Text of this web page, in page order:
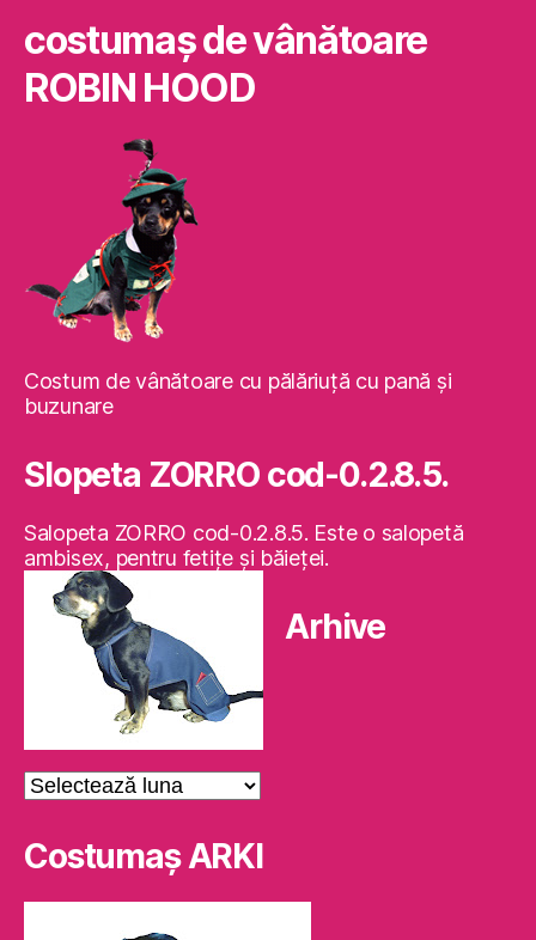
costumaş de vânătoare
ROBIN HOOD
Costum de vânătoare cu pălăriuţă cu pană şi
buzunare
Slopeta ZORRO cod-0.2.8.5.
Salopeta ZORRO cod-0.2.8.5. Este o salopetă
ambisex, pentru fetiţe şi băieţei.
Arhive
Arhive
Costumaş ARKI